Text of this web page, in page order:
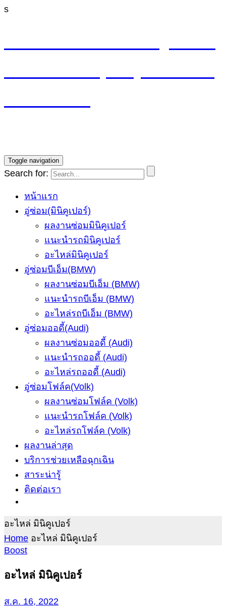
s
Toggle navigation
Search for:
หน้าแรก
อู่ซ่อม(มินิคูเปอร์)
ผลงานซ่อมมินิคูเปอร์
แนะนำรถมินิคูเปอร์
อะไหล่มินิคูเปอร์
อู่ซ่อมบีเอ็ม(BMW)
ผลงานซ่อมบีเอ็ม (BMW)
แนะนำรถบีเอ็ม (BMW)
อะไหล่รถบีเอ็ม (BMW)
อู่ซ่อมออดี้(Audi)
ผลงานซ่อมออดี้ (Audi)
แนะนำรถออดี้ (Audi)
อะไหล่รถออดี้ (Audi)
อู่ซ่อมโฟล์ค(Volk)
ผลงานซ่อมโฟล์ค (Volk)
แนะนำรถโฟล์ค (Volk)
อะไหล่รถโฟล์ค (Volk)
ผลงานล่าสุด
บริการช่วยเหลือฉุกเฉิน
สาระน่ารู้
ติดต่อเรา
อะไหล่ มินิคูเปอร์
Home อะไหล่ มินิคูเปอร์
Boost
อะไหล่ มินิคูเปอร์
ส.ค. 16, 2022